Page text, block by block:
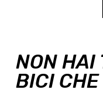
NON HAI
BICI